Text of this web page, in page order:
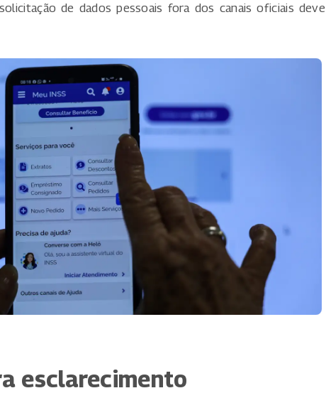
de dados pessoais fora dos canais oficiais deve
esclarecimento